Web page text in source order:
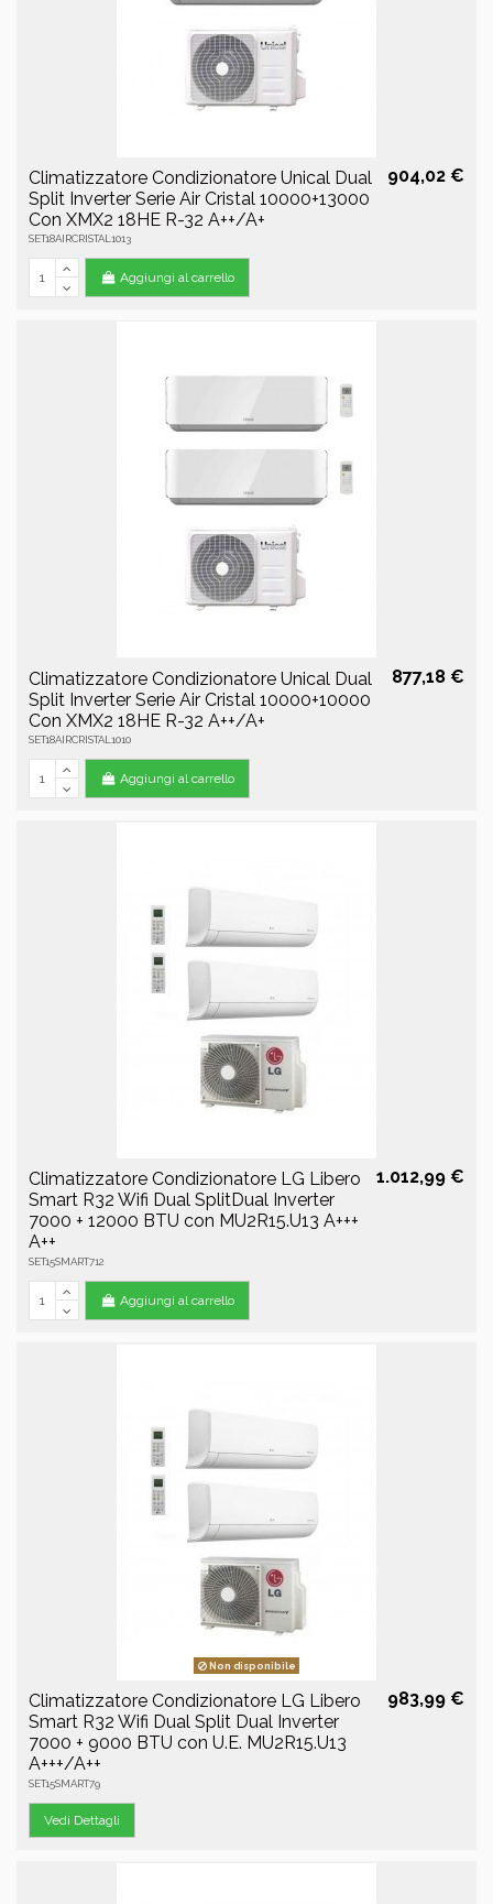
Climatizzatore Condizionatore Unical Dual
Split Inverter Serie Air Cristal 10000+13000
Con XMX2 18HE R-32 A++/A+
SET18AIRCRISTAL1013
904,02 €
Aggiungi al carrello
Climatizzatore Condizionatore Unical Dual
Split Inverter Serie Air Cristal 10000+10000
Con XMX2 18HE R-32 A++/A+
SET18AIRCRISTAL1010
877,18 €
Aggiungi al carrello
Climatizzatore Condizionatore LG Libero
Smart R32 Wifi Dual SplitDual Inverter
7000 + 12000 BTU con MU2R15.U13 A+++
A++
SET15SMART712
1.012,99 €
Aggiungi al carrello
Non disponibile
Climatizzatore Condizionatore LG Libero
Smart R32 Wifi Dual Split Dual Inverter
7000 + 9000 BTU con U.E. MU2R15.U13
A+++/A++
SET15SMART79
983,99 €
Vedi Dettagli